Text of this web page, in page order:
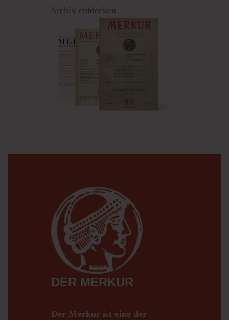
Archiv entdecken
DER MERKUR
Der Merkur ist eine der